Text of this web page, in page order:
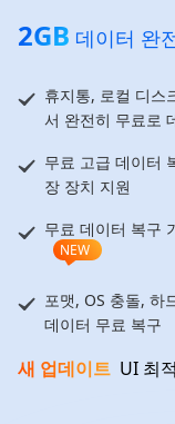
2GB 데이터 완
휴지통, 로컬 디스
서 완전히 무료로
무료 고급 데이터
장 장치 지원
무료 데이터 복구
NEW
포맷, OS 충돌, 하
데이터 무료 복구
새 업데이트 UI 최